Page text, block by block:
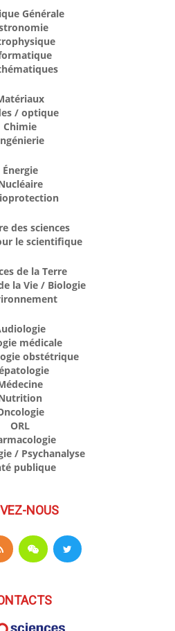
Générale
/ optique
Chimie
Énergie
des sciences
le scientifique
de la Terre
la Vie / Biologie
médicale
obstétrique
ORL
/ Psychanalyse
publique
NOUS